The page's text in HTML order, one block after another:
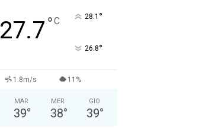
27.7°C 28.1 °
26.8°
1.8m/s 11%
MAR
39°
MER
38°
GIO
39°